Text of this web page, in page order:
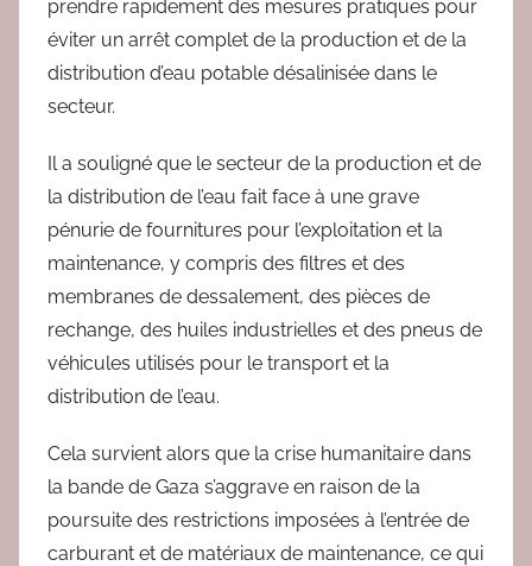
prendre rapidement des mesures pratiques pour
éviter un arrêt complet de la production et de la
distribution d’eau potable désalinisée dans le
secteur.
Il a souligné que le secteur de la production et de
la distribution de l’eau fait face à une grave
pénurie de fournitures pour l’exploitation et la
maintenance, y compris des filtres et des
membranes de dessalement, des pièces de
rechange, des huiles industrielles et des pneus de
véhicules utilisés pour le transport et la
distribution de l’eau.
Cela survient alors que la crise humanitaire dans
la bande de Gaza s’aggrave en raison de la
poursuite des restrictions imposées à l’entrée de
carburant et de matériaux de maintenance, ce qui